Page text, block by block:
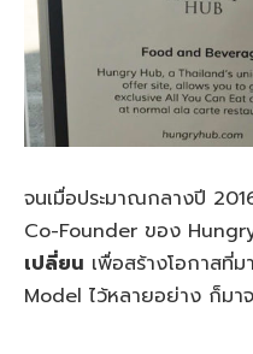
จนเมื่อประมาณกลางปี
Co-Founder ของ
เปลี่ยน เพื่อสร้างโอกาสที่
Model ไว้หลายอย่าง ก็มา